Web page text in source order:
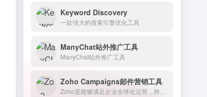
Keyword Discovery
一款强大的搜索引擎优化工具
ManyChat站外推广工具
ManyChat站外推广工具
Zoho Campaigns邮件营销工具